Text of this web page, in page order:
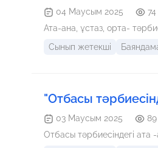
04 Маусым 2025 74
Ата-ана, ұстаз, орта-
Сынып жетекші
"Отбасы
03 Маусым 2025 89
Отбасы тәрбиесіндегі ата